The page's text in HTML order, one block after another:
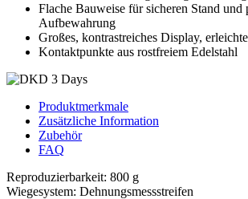
Flache Bauweise für sicheren Stand und
Aufbewahrung
Großes, kontrastreiches Display,
Kontaktpunkte aus rostfreiem Edelstahl
Produktmerkmale
Zusätzliche Information
Zubehör
FAQ
Reproduzierbarkeit: 800 g
Wiegesystem: Dehnungsmessstreifen